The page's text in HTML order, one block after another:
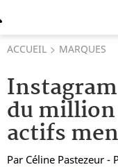
ACCUEIL MARQUES
du
actifs
Par Céline Pastezeur -